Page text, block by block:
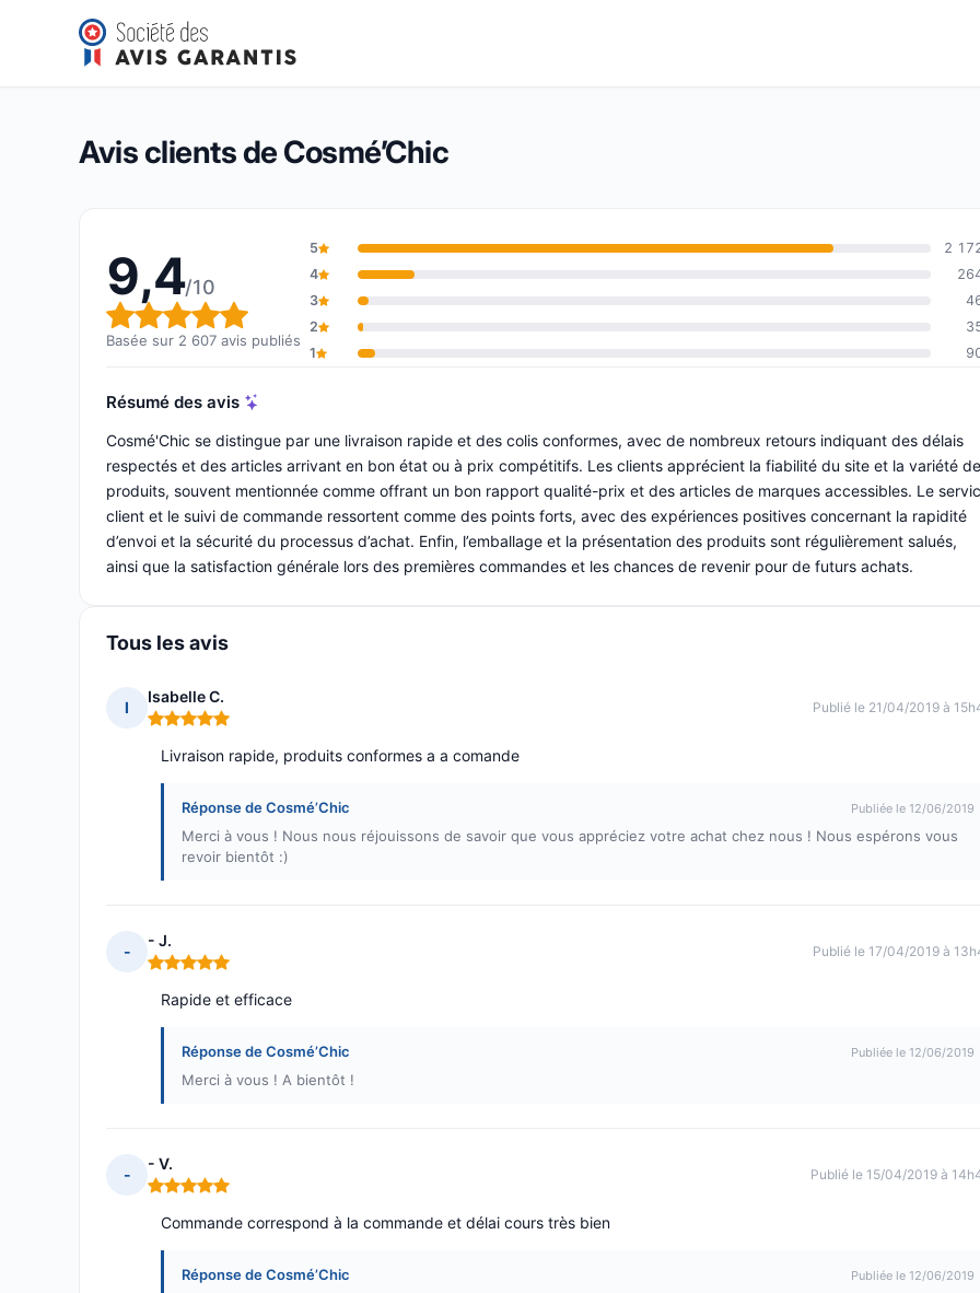
Cosmé’Chic
Note globale : 9,4 sur 10
9,4/10(2 607 avis)
Avis clients de Cosmé’Chic
9,4/10
Note globale : 9,4 sur 10
Basée sur 2 607 avis publiés
5
2
4
3
2
1
Résumé des avis
Cosmé'Chic se distingue par une livraison rapide et des colis conformes, avec de nombreux retours indiquant des délais
respectés et des articles arrivant en bon état ou à prix compétitifs. Les clients apprécient la fiabilité du site et la variété
produits, souvent mentionnée comme offrant un bon rapport qualité-prix et des articles de marques accessibles. Le
client et le suivi de commande ressortent comme des points forts, avec des expériences positives concernant la rapidité
d’envoi et la sécurité du processus d’achat. Enfin, l’emballage et la présentation des produits sont régulièrement salués,
ainsi que la satisfaction générale lors des premières commandes et les chances de revenir pour de futurs achats.
Tous les avis
I
Isabelle C.
Note : 5 sur 5
Publié le 21/04/2019 à
Livraison rapide, produits conformes a a comande
Réponse de Cosmé’Chic Publiée le 12/06/2019
Merci à vous ! Nous nous réjouissons de savoir que vous appréciez votre achat chez nous ! Nous espérons vous
revoir bientôt :)
-
- J.
Note : 5 sur 5
Publié le 17/04/2019 à
Rapide et efficace
Réponse de Cosmé’Chic Publiée le 12/06/2019
Merci à vous ! A bientôt !
-
- V.
Note : 5 sur 5
Publié le 15/04/2019 à
Commande correspond à la commande et délai cours très bien
Réponse de Cosmé’Chic Publiée le 12/06/2019